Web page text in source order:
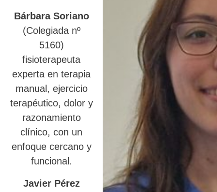
Bárbara Soriano
(Colegiada nº
5160)
fisioterapeuta
experta en terapia
manual, ejercicio
terapéutico, dolor y
razonamiento
clínico, con un
enfoque cercano y
funcional.
Javier Pérez